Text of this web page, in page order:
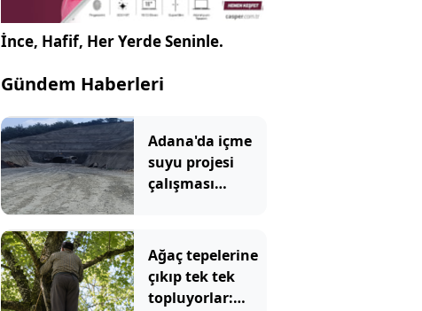
İnce, Hafif, Her Yerde Seninle.
Gündem Haberleri
Adana'da içme
suyu projesi
çalışması
Ağaç tepelerine
çıkıp tek tek
topluyorlar: